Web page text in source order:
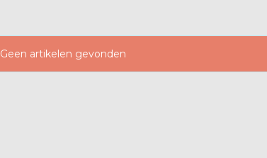
Geen artikelen gevonden